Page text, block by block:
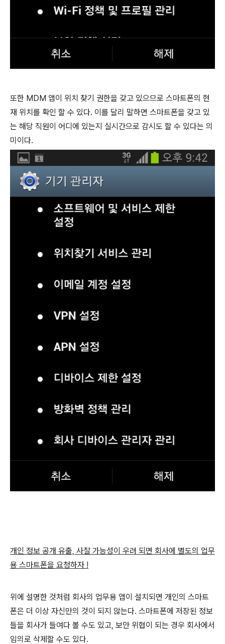
또한 MDM 앱이 위치 찾기 권한을 갖고 있으므로 스마트폰의 현
재 위치를 확인 할 수 있다. 이를 달리 말하면 스마트폰을 갖고 있
는 해당 직원이 어디에 있는지 실시간으로 감시도 할 수 있다는 의
미이다.
개인 정보 공개 유출, 사찰 가능성이 우려 되면 회사에 별도의 업무
용 스마트폰을 요청하자 !
위에 설명한 것처럼 회사의 업무용 앱이 설치되면 개인의 스마트
폰은 더 이상 자신만의 것이 되지 않는다. 스마트폰에 저장된 정보
들을 회사가 들여다 볼 수도 있고, 보안 위협이 되는 경우 회사에서
임의로 삭제할 수도 있다.